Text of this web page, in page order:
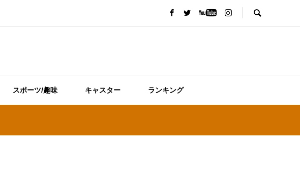
スポーツ/趣味 キャスター ランキング